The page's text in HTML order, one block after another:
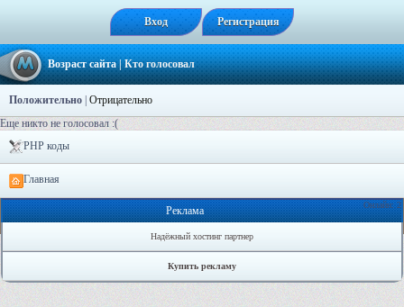
Вход Регистрация
Возраст сайта| Кто голосовал
Положительно Отрицательно
Еще никто не голосовал :(
PHP коды
Главная
Онлайн: 2
Реклама
Надёжный хостинг партнер
Купить рекламу